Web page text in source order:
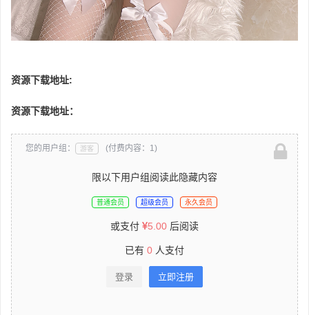
资源下载地址:
资源下载地址：
您的用户组： 游客 (付费内容：1)
限以下用户组阅读此隐藏内容
普通会员 超级会员 永久会员
或支付 5.00 后阅读
已有 0 人支付
登录 立即注册